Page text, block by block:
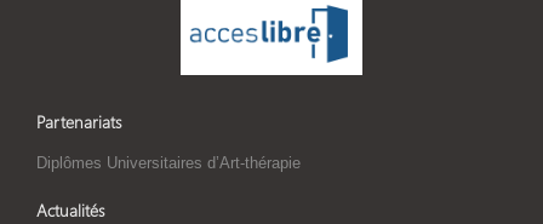
Partenariats
Diplômes Universitaires d’Art-thérapie
Actualités